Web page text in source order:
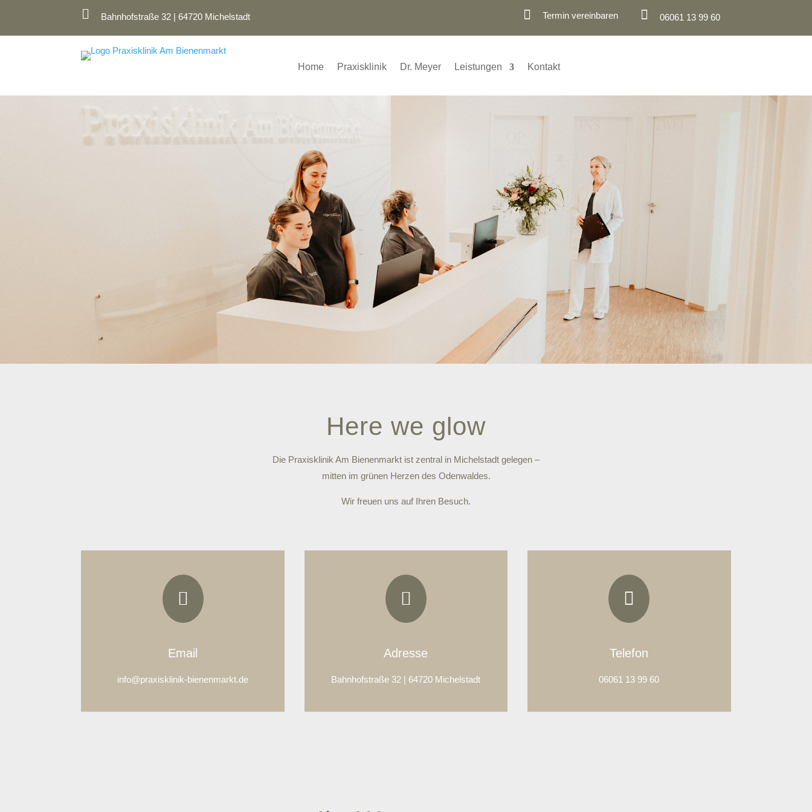
 Bahnhofstraße 32 | 64720 Michelstadt  Termin vereinbaren  06061 13 99 60
Home Praxisklinik Dr. Meyer Leistungen Kontakt
Here we glow
Die Praxisklinik Am Bienenmarkt ist zentral in Michelstadt gelegen –
mitten im grünen Herzen des Odenwaldes.
Wir freuen uns auf Ihren Besuch.

Email
info@praxisklinik-bienenmarkt.de

Adresse
Bahnhofstraße 32 | 64720 Michelstadt

Telefon
06061 13 99 60